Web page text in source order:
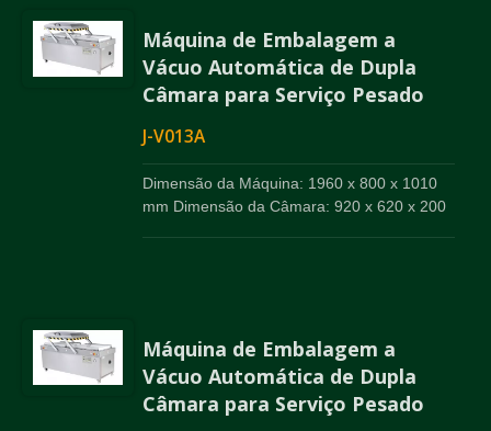
Máquina de Embalagem a
Vácuo Automática de Dupla
Câmara para Serviço Pesado
J-V013A
Dimensão da Máquina: 1960 x 800 x 1010
mm Dimensão da Câmara: 920 x 620 x 200
Máquina de Embalagem a
Vácuo Automática de Dupla
Câmara para Serviço Pesado